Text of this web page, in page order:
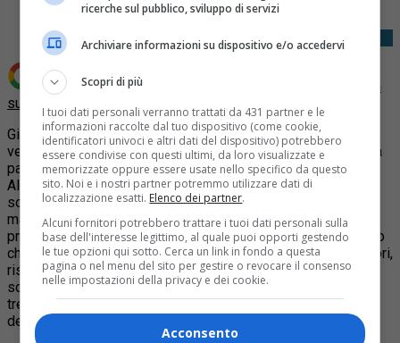
Aggiungi Quotidiano Piemontese come
Fonte preferita
su Google
Giovedì pomeriggio una donna di 37 anni ed un uomo di 38
vengono notati da una pattuglia del Comm.to Dora Vanchiglia
passeggiare in Piazza della Repubblica, angolo va Milano.
Alla vista degli agenti, i due assumono un atteggiamento
sospetto, cercando di nascondersi e cambiare direzione di
marcia. I poliziotti li fermano per un controllo: l’uomo, con
pregiudizi di polizia, consegna spontaneamente un taglierino
che ha in tasca. La donna, pluripregiudicata per reati predatori,
risulta sottoposta alla misura degli arresti domiciliari da
scontare nella su abitazione in Barriera di Milano. Per la
trentasettenne scattano le manette, per il suo amico una
denuncia per porto di arnesi atti ad offendere.
ricerche sul pubblico, sviluppo di servizi
Archiviare informazioni su dispositivo e/o accedervi
Scopri di più
I tuoi dati personali verranno trattati da 431 partner e le
informazioni raccolte dal tuo dispositivo (come cookie,
identificatori univoci e altri dati del dispositivo) potrebbero
essere condivise con questi ultimi, da loro visualizzate e
memorizzate oppure essere usate nello specifico da questo
sito. Noi e i nostri partner potremmo utilizzare dati di
localizzazione esatti. Elenco dei partner.
Alcuni fornitori potrebbero trattare i tuoi dati personali sulla
base dell'interesse legittimo, al quale puoi opporti gestendo
le tue opzioni qui sotto. Cerca un link in fondo a questa
pagina o nel menu del sito per gestire o revocare il consenso
nelle impostazioni della privacy e dei cookie.
Acconsento